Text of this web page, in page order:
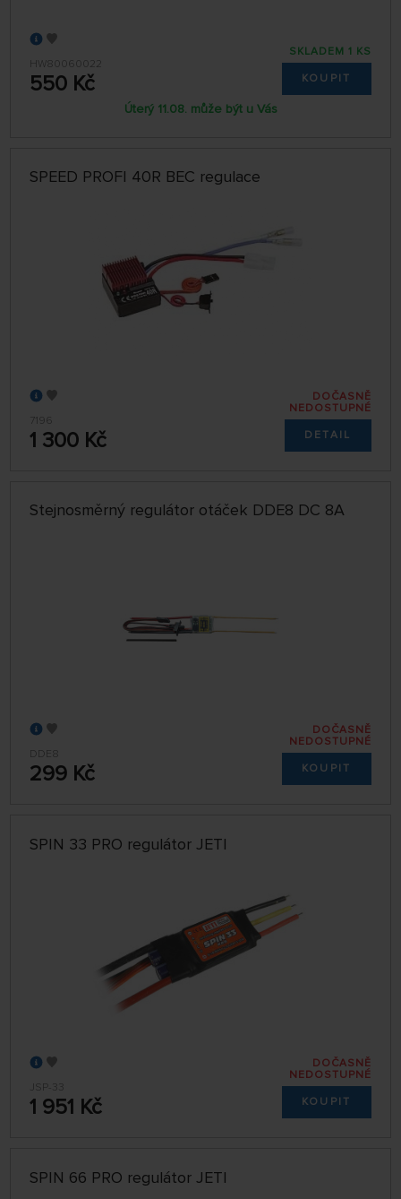
HW80060022
550 Kč
SKLADEM 1 KS
KOUPIT
Úterý 11.08. může být u Vás
SPEED PROFI 40R BEC regulace
7196
1 300 Kč
DOČASNĚ
NEDOSTUPNÉ
DETAIL
Stejnosměrný regulátor otáček DDE8 DC 8A
DDE8
299 Kč
DOČASNĚ
NEDOSTUPNÉ
KOUPIT
SPIN 33 PRO regulátor JETI
JSP-33
1 951 Kč
DOČASNĚ
NEDOSTUPNÉ
KOUPIT
SPIN 66 PRO regulátor JETI